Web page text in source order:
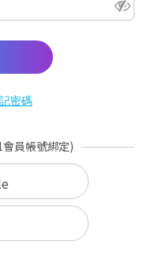
密碼
員帳號綁定)